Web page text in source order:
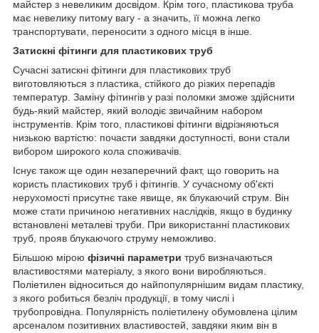
майстер з невеликим досвідом. Крім того, пластикова труба
має невелику питому вагу - а значить, її можна легко
транспортувати, переносити з одного місця в інше.
Затискні фітинги для пластикових труб
Сучасні затискні фітинги для пластикових труб
виготовляються з пластика, стійкого до різких перепадів
температур. Заміну фітингів у разі поломки зможе здійснити
будь-який майстер, який володіє звичайним набором
інструментів. Крім того, пластикові фітинги відрізняються
низькою вартістю: почасти завдяки доступності, вони стали
вибором широкого кола споживачів.
Існує також ще один незаперечний факт, що говорить на
користь пластикових труб і фітингів. У сучасному об'єкті
нерухомості присутнє таке явище, як блукаючий струм. Він
може стати причиною негативних наслідків, якщо в будинку
встановлені металеві труби. При використанні пластикових
труб, прояв блукаючого струму неможливо.
Більшою мірою фізичні параметри труб визначаються
властивостями матеріалу, з якого вони виробляються.
Поліетилен відноситься до найпопулярнішим видам пластику,
з якого робиться безліч продукції, в тому числі і
трубопровідна. Популярність поліетилену обумовлена цілим
арсеналом позитивних властивостей, завдяки яким він в